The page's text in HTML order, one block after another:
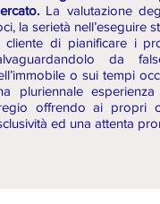
La valutazione
la serietà nell’eseguire
cliente di pianificare i
da
o sui tempi
pluriennale
offrendo ai propri
ed una attenta